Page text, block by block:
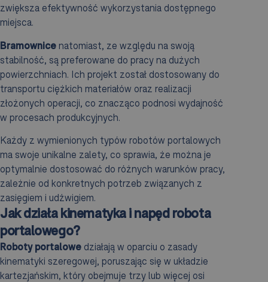
zwiększa efektywność wykorzystania dostępnego
miejsca.
Bramownice natomiast, ze względu na swoją
stabilność, są preferowane do pracy na dużych
powierzchniach. Ich projekt został dostosowany do
transportu ciężkich materiałów oraz realizacji
złożonych operacji, co znacząco podnosi wydajność
w procesach produkcyjnych.
Każdy z wymienionych typów robotów portalowych
ma swoje unikalne zalety, co sprawia, że można je
optymalnie dostosować do różnych warunków pracy,
zależnie od konkretnych potrzeb związanych z
zasięgiem i udźwigiem.
Jak działa kinematyka i napęd robota
portalowego?
Roboty portalowe działają w oparciu o zasady
kinematyki szeregowej, poruszając się w układzie
kartezjańskim, który obejmuje trzy lub więcej osi